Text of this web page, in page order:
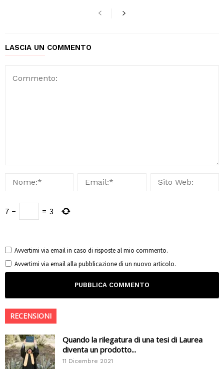
LASCIA UN COMMENTO
7 − = 3
Avvertimi via email in caso di risposte al mio commento.
Avvertimi via email alla pubblicazione di un nuovo articolo.
RECENSIONI
Quando la rilegatura di una tesi di Laurea
diventa un prodotto...
11 Dicembre 2021